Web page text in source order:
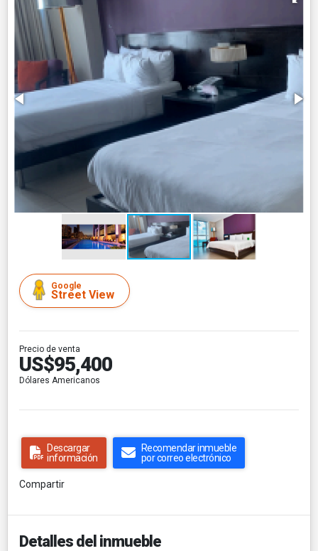
Google
Street View
Precio de venta
US$95,400
Dólares Americanos
Descargar
información
Recomendar inmueble
por correo electrónico
Compartir
Detalles del inmueble